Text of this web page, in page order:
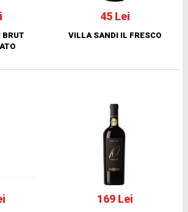
BRUT
45 Lei
VILLA SANDI IL FRESCO
169 Lei